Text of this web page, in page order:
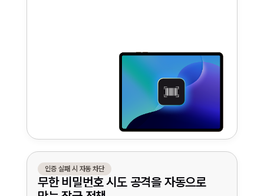
인증 실패 시 자동 차단
무한 비밀번호 시도 공격을 자동으로